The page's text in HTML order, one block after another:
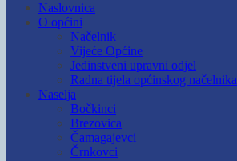
Naslovnica
O općini
Načelnik
Vijeće Općine
Jedinstveni upravni odjel
Radna tijela općinskog načelnika
Naselja
Bočkinci
Brezovica
Čamagajevci
Črnkovci